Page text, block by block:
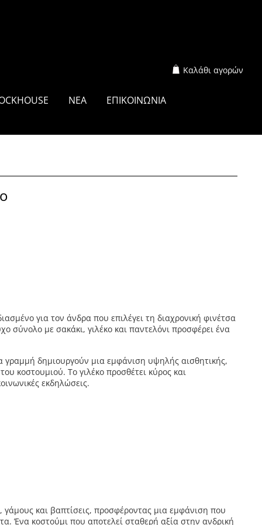
Καλάθι αγορών
ΝΕΑ ΕΠΙΚΟΙΝΩΝΙΑ
για τον άνδρα που επιλέγει τη διαχρονική φινέτσα
σύνολο με σακάκι, γιλέκο και παντελόνι προσφέρει ένα
δημιουργούν μια εμφάνιση υψηλής αισθητικής,
κοστουμιού. Το γιλέκο προσθέτει κύρος και
εκδηλώσεις.
γάμους και βαπτίσεις, προσφέροντας μια εμφάνιση που
Ένα κοστούμι που αποτελεί σταθερή αξία στην ανδρική